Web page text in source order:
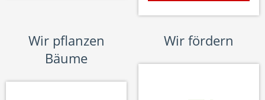
Wir pflanzen
Bäume
Wir fördern